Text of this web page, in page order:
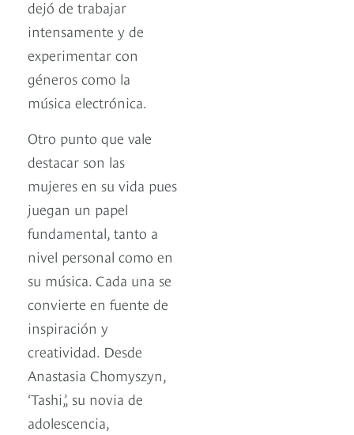
dejó de trabajar
intensamente y de
experimentar con
géneros como la
música electrónica.
Otro punto que vale
destacar son las
mujeres en su vida pues
juegan un papel
fundamental, tanto a
nivel personal como en
su música. Cada una se
convierte en fuente de
inspiración y
creatividad. Desde
Anastasia Chomyszyn,
‘Tashi,’, su novia de
adolescencia,